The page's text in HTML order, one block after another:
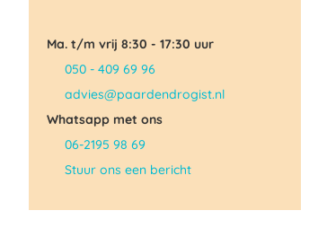
Ma. t/m vrij 8:30 - 17:30 uur
050 - 409 69 96
advies@paardendrogist.nl
Whatsapp met ons
06-2195 98 69
Stuur ons een bericht